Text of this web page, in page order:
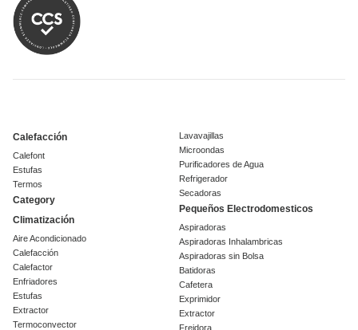
Calefacción
Calefont
Estufas
Termos
Category
Climatización
Aire Acondicionado
Calefacción
Calefactor
Enfriadores
Estufas
Extractor
Termoconvector
Lavavajillas
Microondas
Purificadores de Agua
Refrigerador
Secadoras
Pequeños Electrodomesticos
Aspiradoras
Aspiradoras Inhalambricas
Aspiradoras sin Bolsa
Batidoras
Cafetera
Exprimidor
Extractor
Freidora